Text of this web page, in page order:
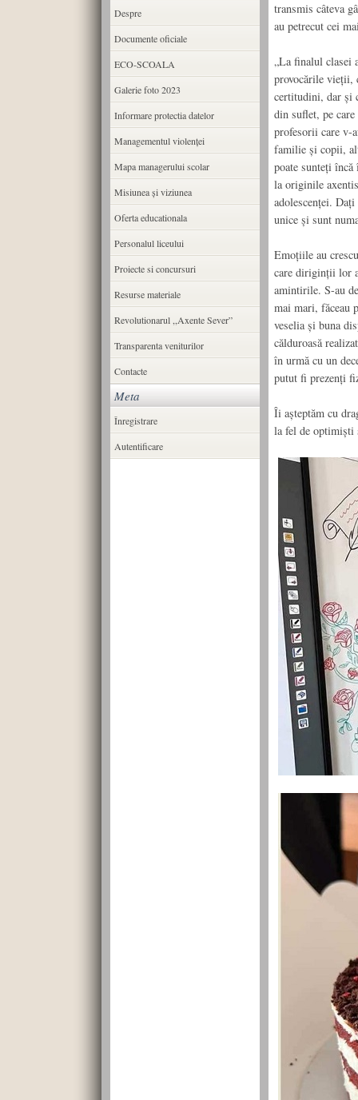
transmis câteva
au petrecut cei
„La finalul clasei
provocările vieții,
certitudini, dar și
din suflet, pe
profesorii care v-
familie și copii,
poate sunteți
la originile
adolescenței.
unice și sunt
Emoțiile au
care diriginții lor
amintirile. S-au
mai mari, făceau
veselia și buna
călduroasă
în urmă cu un
putut fi prezenți
Îi așteptăm cu
la fel de optimiști
Despre
Documente oficiale
ECO-SCOALA
Galerie foto 2023
Informare protectia datelor
Managementul violenței
Mapa managerului scolar
Misiunea şi viziunea
Oferta educationala
Personalul liceului
Proiecte si concursuri
Resurse materiale
Revolutionarul ,,Axente Sever”
Transparenta veniturilor
Contacte
Meta
Înregistrare
Autentificare